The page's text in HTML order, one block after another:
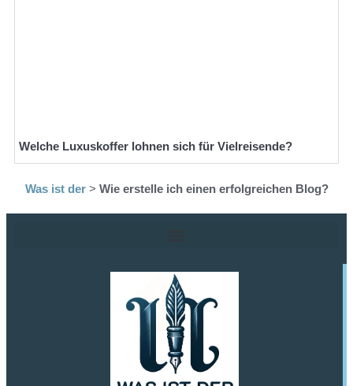
Welche Luxuskoffer lohnen sich für Vielreisende?
Was ist der> Wie erstelle ich einen erfolgreichen Blog?